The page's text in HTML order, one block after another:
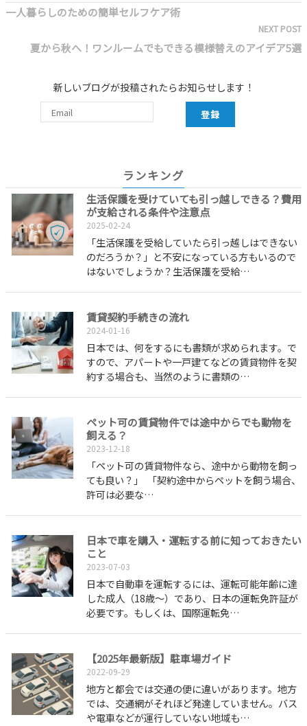
一人暮らしのための簡単セルフケア術
NEXT POST
夏から秋へ！ワンルームでもできる模様替えのアイデア5選
ランキング
生活保護を受けていても引っ越しできる？費用
が支給される条件や注意点
2025-02-24
「生活保護を受給していたら引っ越しはできない
のだろうか？」と不安になっている方もいるので
はないでしょうか？生活保護を受給…
賃貸契約手続きの流れ
2024-01-16
日本では、何をするにも書類が求められます。で
すので、アパートや一戸建てなどの賃貸物件を契
約する場合も、当然のように書類の…
ペット可の賃貸物件では途中からでも動物を
飼える？
2023-12-18
「ペット可の賃貸物件なら、途中から動物を飼っ
ても良い？」 「契約途中からペットを飼う場合、
許可は必要な…
日本で車を購入・運転する前に知っておきたい
こと
2023-07-03
日本で自動車を運転するには、運転可能年齢に達
した成人（18歳～）であり、日本の運転免許証が
必要です。もしくは、国際運転免…
【2025年最新版】駐車場ガイド
2022-09-29
地方と都会では交通の便に違いがあります。地方
では、交通網がそれほど発達していません。バス
や電車などが運行していない地域も…
新しいブログが投稿されたらお知らせします！
登録